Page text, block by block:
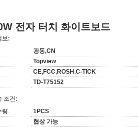
전자 터치 화이트보드
보:
광동,CN
Topview
CE,FCC,ROSH,C-TICK
TD-T75152
조건:
량:
1PCS
협상 가능